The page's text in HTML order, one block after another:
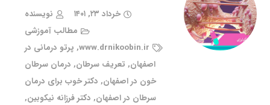
خرداد ۲۳, ۱۴۰۱
نویسنده
مطالب آموزشی
www.drnikoobin.ir
, پرتو درمانی در
اصفهان, تعریف سرطان, درمان سرطان
خون در اصفهان, دکتر خوب برای درمان
سرطان در اصفهان, دکتر فرزانه نیکوبین,